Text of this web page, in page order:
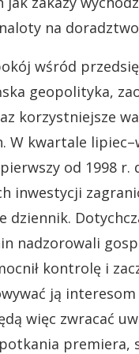
na
wśród
geopolityka,
korzystniejsze
W kwartale
od 1998 r.
inwestycji
dziennik.
nadzorowali
kontrolę i
ją
więc zwracać
premiera,